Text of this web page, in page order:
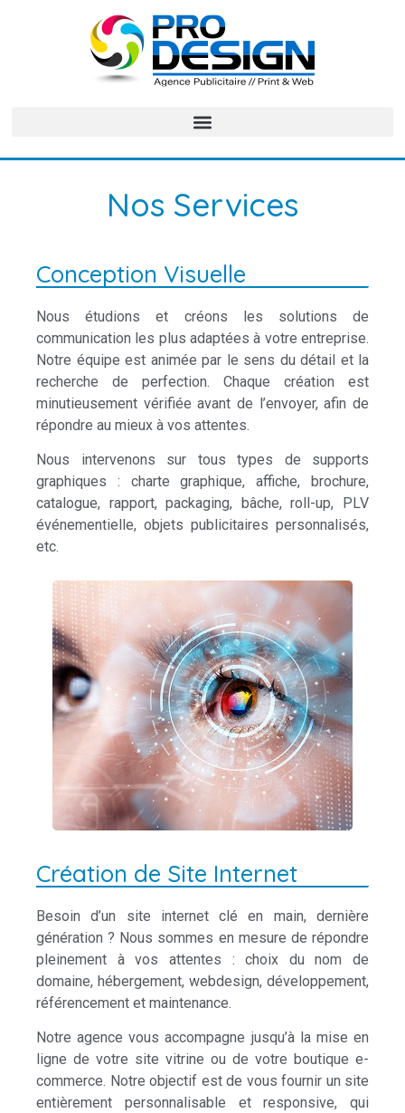
Nos Services
Conception Visuelle
Nous étudions et créons les solutions de
communication les plus adaptées à votre entreprise.
Notre équipe est animée par le sens du détail et la
recherche de perfection. Chaque création est
minutieusement vérifiée avant de l’envoyer, afin de
répondre au mieux à vos attentes.
Nous intervenons sur tous types de supports
graphiques : charte graphique, affiche, brochure,
catalogue, rapport, packaging, bâche, roll-up, PLV
événementielle, objets publicitaires personnalisés,
etc.
Création de Site Internet
Besoin d’un site internet clé en main, dernière
génération ? Nous sommes en mesure de répondre
pleinement à vos attentes : choix du nom de
domaine, hébergement, webdesign, développement,
référencement et maintenance.
Notre agence vous accompagne jusqu’à la mise en
ligne de votre site vitrine ou de votre boutique e-
commerce. Notre objectif est de vous fournir un site
entièrement personnalisable et responsive, qui